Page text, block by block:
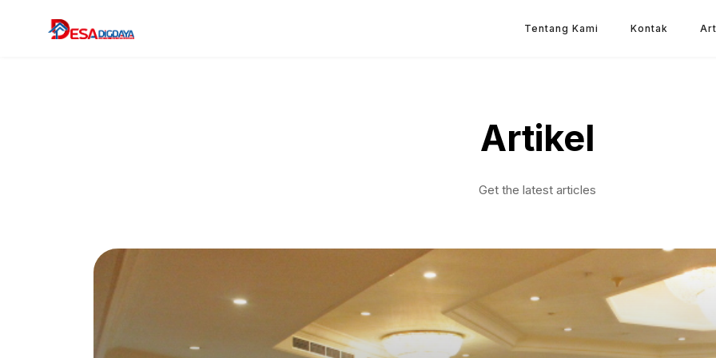
Tentang Kami Kontak
Artikel
Get the latest articles